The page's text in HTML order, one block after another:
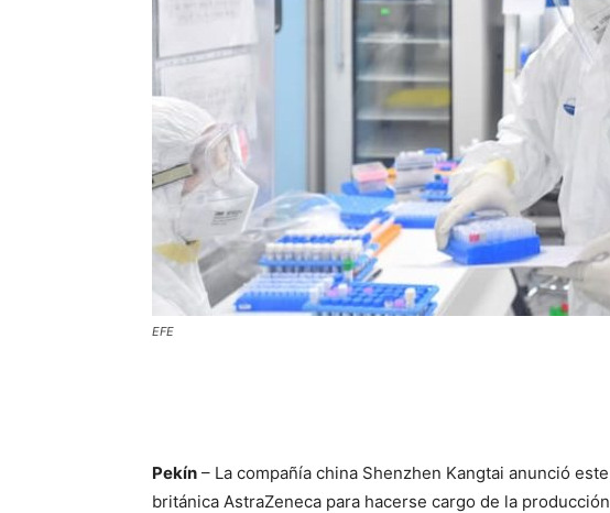
EFE
Pekín – La compañía china Shenzhen Kangtai anunció
británica AstraZeneca para hacerse cargo de la